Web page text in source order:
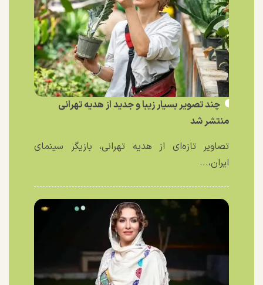
چند تصویر بسیار زیبا و جدید از هدیه تهرانی
منتشر شد
تصاویر تازه‌ای از هدیه تهرانی، بازیگر سینمای
ایران،...